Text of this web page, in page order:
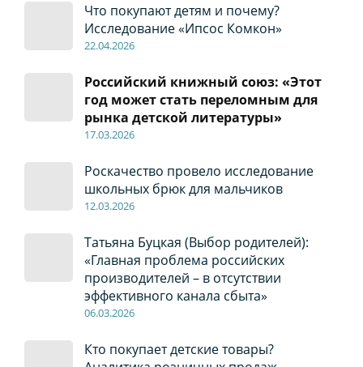
Что покупают детям и почему?
Исследование «Ипсос Комкон»
22.04.2026
Российский книжный союз: «Этот
год может стать переломным для
рынка детской литературы»
17.03.2026
Роскачество провело исследование
школьных брюк для мальчиков
12.03.2026
Татьяна Буцкая (Выбор родителей):
«Главная проблема российских
производителей – в отсутствии
эффективного канала сбыта»
06.03.2026
Кто покупает детские товары?